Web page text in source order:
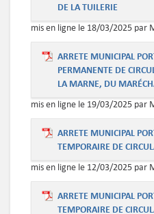
DE LA TUILERIE
mis en ligne le 18/03/2025 par
ARRETE MUNICIPAL
PERMANENTE DE
LA MARNE, DU
mis en ligne le 19/03/2025 par
ARRETE MUNICIPAL
TEMPORAIRE DE
mis en ligne le 12/03/2025 par
ARRETE MUNICIPAL
TEMPORAIRE DE